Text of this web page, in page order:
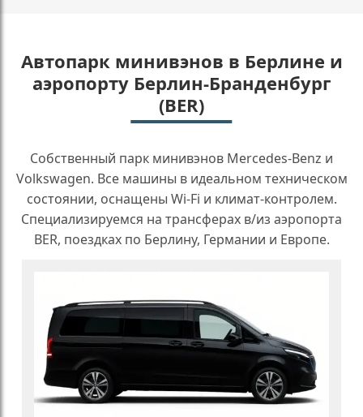
Автопарк минивэнов в Берлине и
аэропорту Берлин-Бранденбург
(BER)
Собственный парк минивэнов Mercedes-Benz и
Volkswagen. Все машины в идеальном техническом
состоянии, оснащены Wi-Fi и климат-контролем.
Специализируемся на трансферах в/из аэропорта
BER, поездках по Берлину, Германии и Европе.